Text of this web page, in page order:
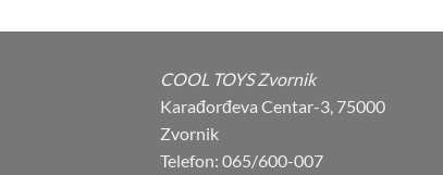
COOL TOYS Zvornik
Karađorđeva Centar-3, 75000
Zvornik
Telefon: 065/600-007